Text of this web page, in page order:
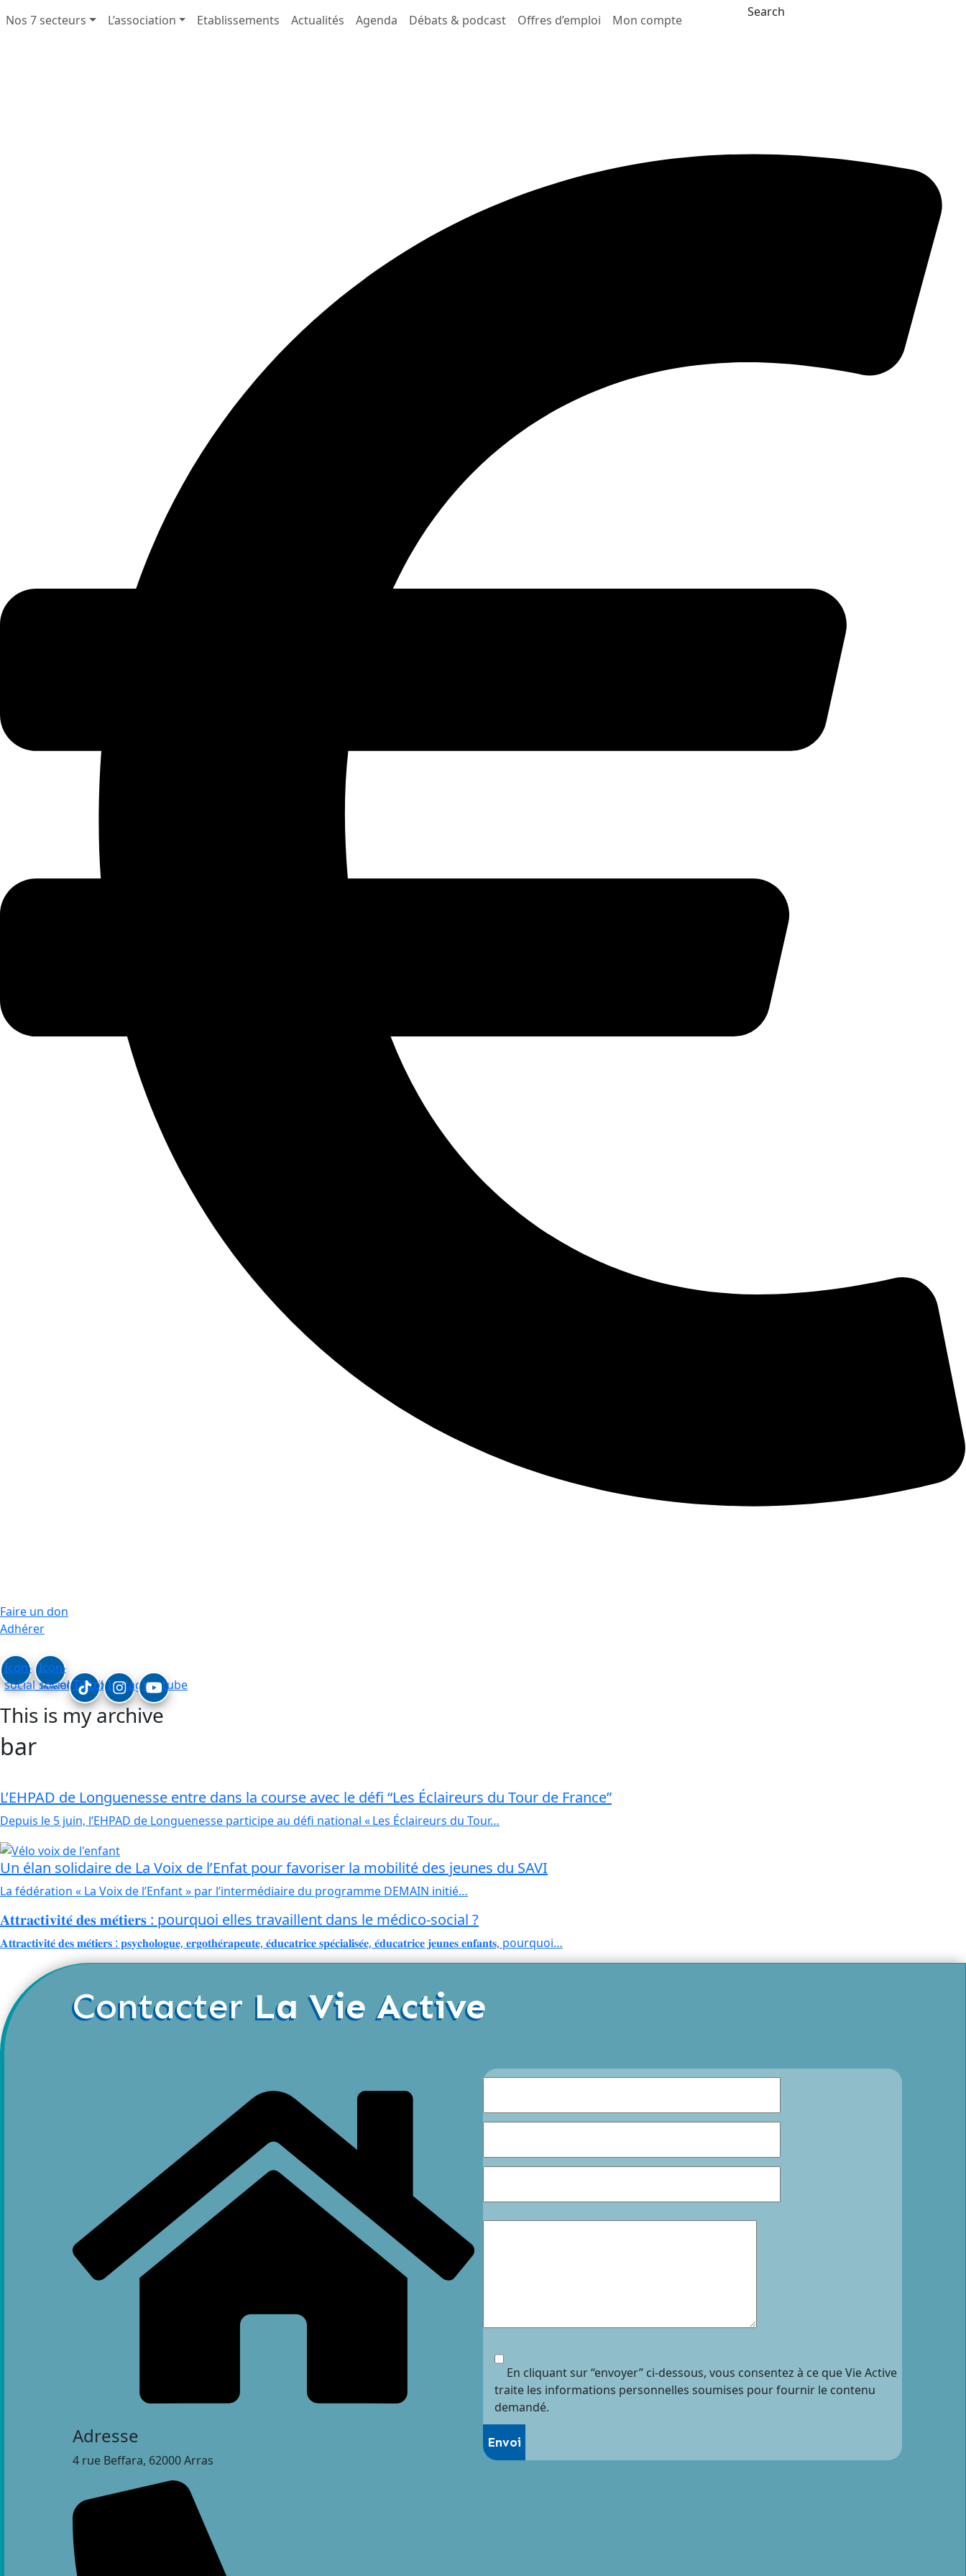
Nos 7 secteurs L’association Etablissements Actualités Agenda Débats & podcast Offres d’emploi Mon compte
Faire un don
Adhérer
Icon-
social_linkedin
Icon-
social_facebook
TiktokInstagramYoutube
Search
This is my archive
bar
L’EHPAD de Longuenesse entre dans la course avec le défi “Les Éclaireurs du Tour de France”
Depuis le 5 juin, l’EHPAD de Longuenesse participe au défi national « Les Éclaireurs du Tour…
Un élan solidaire de La Voix de l’Enfat pour favoriser la mobilité des jeunes du SAVI
La fédération « La Voix de l’Enfant » par l’intermédiaire du programme DEMAIN initié…
𝐀𝐭𝐭𝐫𝐚𝐜𝐭𝐢𝐯𝐢𝐭𝐞́ 𝐝𝐞𝐬 𝐦𝐞́𝐭𝐢𝐞𝐫𝐬 : pourquoi elles travaillent dans le médico-social ?
𝐀𝐭𝐭𝐫𝐚𝐜𝐭𝐢𝐯𝐢𝐭𝐞́ 𝐝𝐞𝐬 𝐦𝐞́𝐭𝐢𝐞𝐫𝐬 : 𝐩𝐬𝐲𝐜𝐡𝐨𝐥𝐨𝐠𝐮𝐞, 𝐞𝐫𝐠𝐨𝐭𝐡𝐞́𝐫𝐚𝐩𝐞𝐮𝐭𝐞, 𝐞́𝐝𝐮𝐜𝐚𝐭𝐫𝐢𝐜𝐞 𝐬𝐩𝐞́𝐜𝐢𝐚𝐥𝐢𝐬𝐞́𝐞, 𝐞́𝐝𝐮𝐜𝐚𝐭𝐫𝐢𝐜𝐞 𝐣𝐞𝐮𝐧𝐞𝐬 𝐞𝐧𝐟𝐚𝐧𝐭𝐬, pourquoi…
Contacter La Vie Active
Adresse
4 rue Beffara, 62000 Arras
En cliquant sur “envoyer” ci-dessous, vous consentez à ce que Vie Active
traite les informations personnelles soumises pour fournir le contenu
demandé.